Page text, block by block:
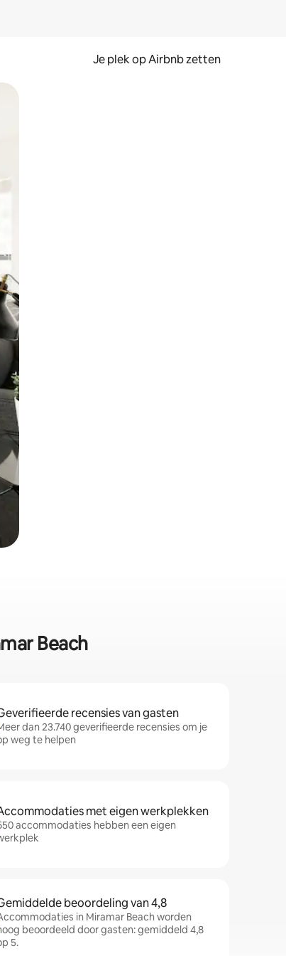
Je plek op Airbnb zetten
Beach
recensies van gasten
dan 23.740 geverifieerde recensies om je
weg te helpen
met eigen werkplekken
accommodaties hebben een eigen
beoordeling van 4,8
in Miramar Beach worden
beoordeeld door gasten: gemiddeld 4,8
5.